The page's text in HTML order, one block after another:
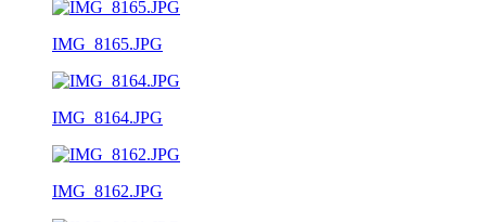
IMG_8165.JPG
IMG_8164.JPG
IMG_8162.JPG